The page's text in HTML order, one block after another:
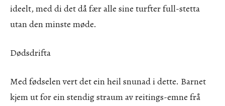
ideelt, med di det då fær alle sine turfter full-stetta
utan den minste møde.
Dødsdrifta
Med fødselen vert det ein heil snunad i dette. Barnet
kjem ut for ein stendig straum av reitings-emne frå